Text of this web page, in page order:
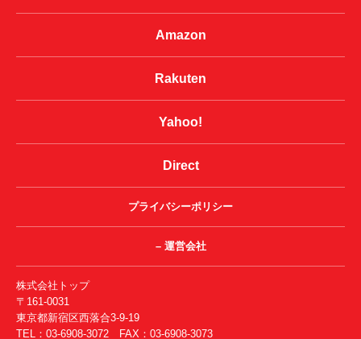
Amazon
Rakuten
Yahoo!
Direct
プライバシーポリシー
– 運営会社
株式会社トップ
〒161-0031
東京都新宿区西落合3-9-19
TEL：03-6908-3072 FAX：03-6908-3073